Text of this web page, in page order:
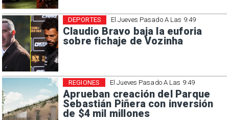
El Jueves Pasado A Las 9:49
Claudio Bravo baja la euforia
sobre fichaje de Vozinha
DEPORTES
El Jueves Pasado A Las 9:49
Aprueban creación del Parque
Sebastián Piñera con inversión
de $4 mil millones
REGIONES